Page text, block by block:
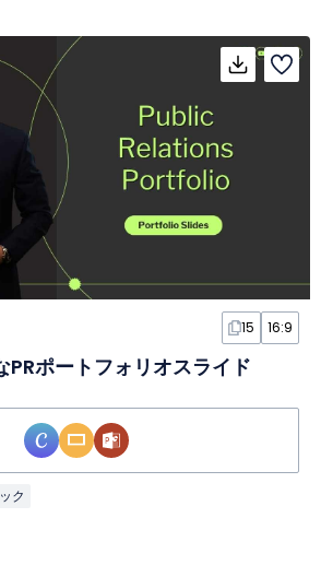
15 16:9
PRポートフォリオスライド
ク